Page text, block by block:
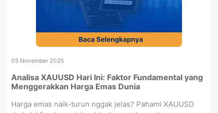
05 November 2025
Analisa XAUUSD Hari Ini: Faktor Fundamental yang
Menggerakkan Harga Emas Dunia
Harga emas naik-turun nggak jelas? Pahami XAUUSD